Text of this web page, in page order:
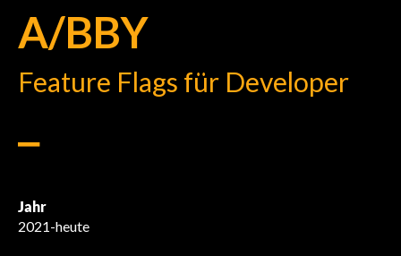
A/BBY
Feature Flags für Developer
Jahr
2021-heute